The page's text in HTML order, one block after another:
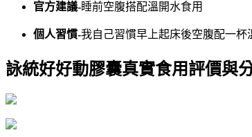
官方建議-睡前空腹搭配溫開水食用
個人習慣-我自己習慣早上起床後空腹配一
詠統好好動膠囊真實食用評價與